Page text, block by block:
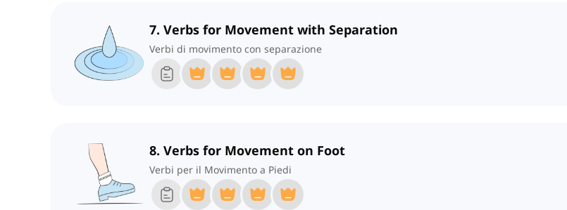
7. Verbs for Movement with Separation
Verbi di movimento con separazione
8. Verbs for Movement on Foot
Verbi per il Movimento a Piedi